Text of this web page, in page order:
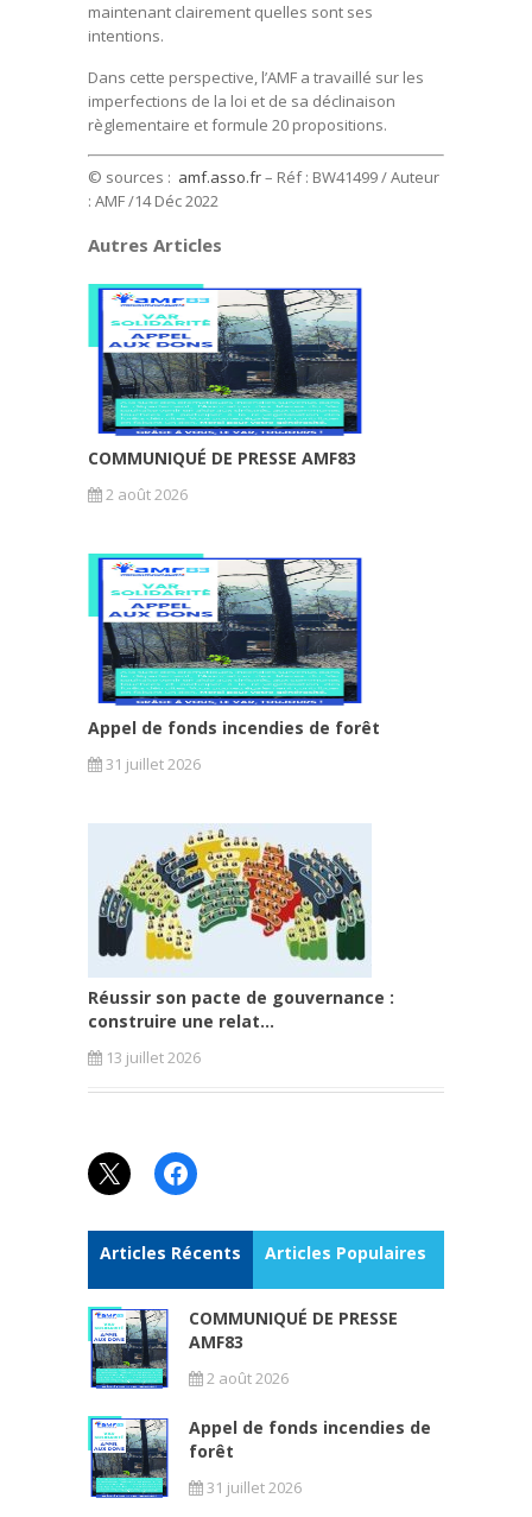
maintenant clairement quelles sont ses
intentions.
Dans cette perspective, l’AMF a travaillé sur les
imperfections de la loi et de sa déclinaison
règlementaire et formule 20 propositions.
© sources : amf.asso.fr– Réf : BW41499 / Auteur
: AMF /14 Déc 2022
Autres Articles
COMMUNIQUÉ DE PRESSE AMF83
2 août 2026
Appel de fonds incendies de forêt
31 juillet 2026
Réussir son pacte de gouvernance :
construire une relat...
13 juillet 2026
X Facebook
Articles Récents Articles Populaires
COMMUNIQUÉ DE PRESSE
AMF83
2 août 2026
Appel de fonds incendies de
forêt
31 juillet 2026